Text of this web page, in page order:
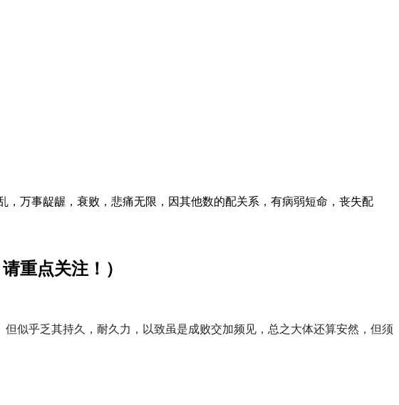
万事龊龌，衰败，悲痛无限，因其他数的配关系，有病弱短命，丧失配
重点关注！）
似乎乏其持久，耐久力，以致虽是成败交加频见，总之大体还算安然，但须